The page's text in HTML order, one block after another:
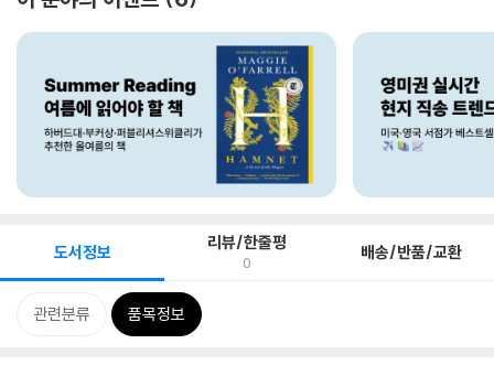
도서정보 리뷰/한줄평
0 배송/반품/교환
관련분류 품목정보